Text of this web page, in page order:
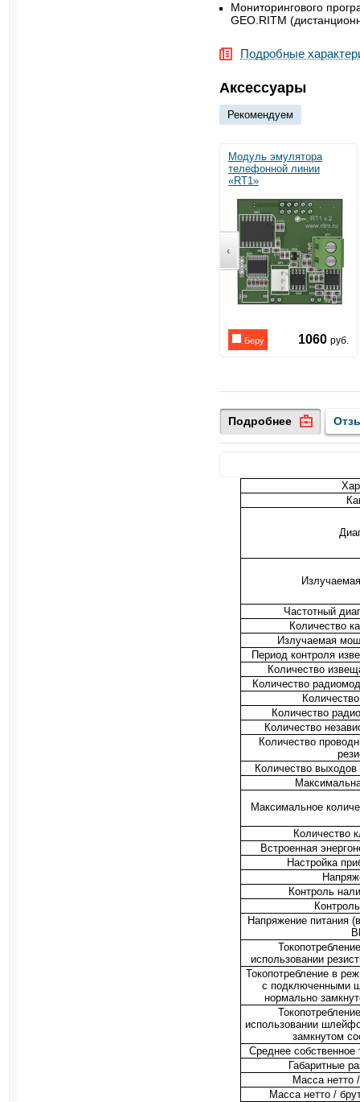
Мониторингового
GEO.RITM
Подробные
Аксессуары
Рекомендуем
‹
Модуль эмулятора
телефонной линии
«RT1»
Беру 1060 руб.
Подробнее
Частотный
Количество
Излучаемая
Период контроля
Количество
Количество
Количество
Количество
Количество
Количество
Максимальное
Количество
Встроенная
Настройка
Контроль
Напряжение питания
использовании
Токопотребление в
с подключенными
нормально
использовании
замкнутом
Среднее собственное
Габаритные
Масса нетто
Масса нетто /